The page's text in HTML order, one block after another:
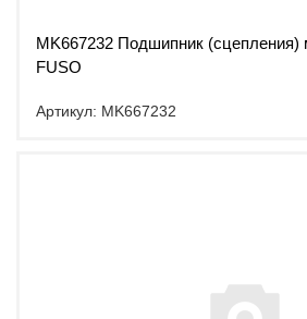
MK667232 Подшипник (сцепления)
FUSO
Артикул: MK667232